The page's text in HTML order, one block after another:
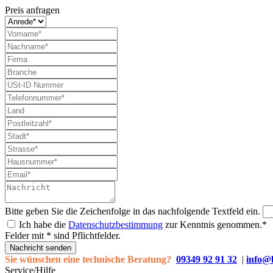
Preis anfragen
Bitte geben Sie die Zeichenfolge in das nachfolgende Textfeld ein.
Ich habe die Datenschutzbestimmung zur Kenntnis genommen.*
Felder mit * sind Pflichtfelder.
Nachricht senden
Sie wünschen eine technische Beratung? 09349 92 91 32 |
Service/Hilfe